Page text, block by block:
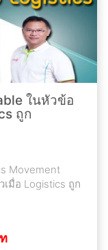
ในหัวข้อ
ถูก
Movement
มื่อ Logistics ถูก